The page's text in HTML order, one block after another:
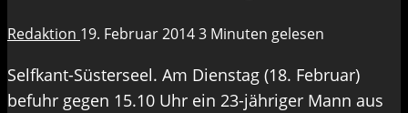
Redaktion 19. Februar 20143 Minuten gelesen
Selfkant-Süsterseel. Am Dienstag (18. Februar)
befuhr gegen 15.10 Uhr ein 23-jähriger Mann aus